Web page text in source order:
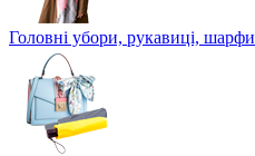
Головні убори, рукавиці, шарфи